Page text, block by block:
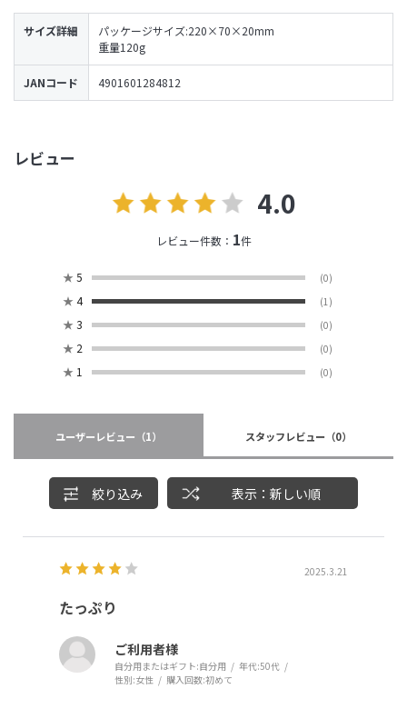
レビュー
4.0
レビュー件数： 1件
★ 5 (0)
★ 4 (1)
★ 3 (0)
★ 2 (0)
★ 1 (0)
ユーザーレビュー （1） スタッフレビュー （0）
絞り込み 表示：新しい順
2025.3.21
たっぷり
ご利用者様
自分用またはギフト:自分用 年代:50代
性別:女性 購入回数:初めて
サイズ詳細
パッケージサイズ:220×70×20mm
重量120g
JANコード 4901601284812